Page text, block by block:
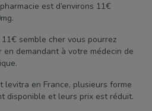
est d’environs 11€
semble cher vous pourrez
en demandant à votre médecin de
levitra en France, plusieurs forme
disponible et leurs prix est réduit.